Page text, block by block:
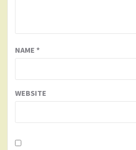
NAME *
WEBSITE